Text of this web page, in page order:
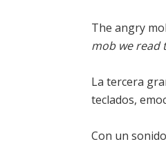
The angry
mob we read
La tercera
teclados,
Con un